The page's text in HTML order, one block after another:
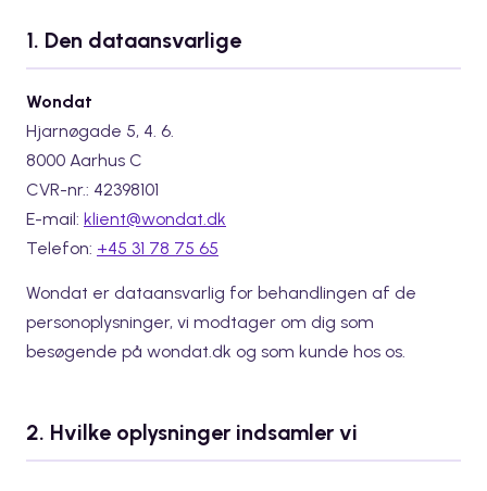
1. Den dataansvarlige
Wondat
Hjarnøgade 5, 4. 6.
8000 Aarhus C
CVR-nr.: 42398101
E-mail: klient@wondat.dk
Telefon: +45 31 78 75 65
Wondat er dataansvarlig for behandlingen af de
personoplysninger, vi modtager om dig som
besøgende på wondat.dk og som kunde hos os.
2. Hvilke oplysninger indsamler vi